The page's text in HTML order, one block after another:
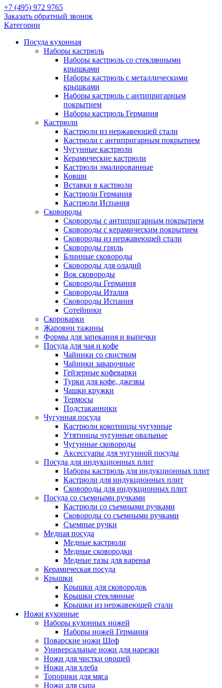
+7 (495) 972 9765
Заказать обратный звонок
Категории
Посуда кухонная
Наборы кастрюль
Наборы кастрюль со стеклянными
крышками
Наборы кастрюль с металлическими
крышками
Наборы кастрюль с антипригарным
покрытием
Наборы кастрюль Германия
Кастрюли
Кастрюли из нержавеющей стали
Кастрюли с антипригарным покрытием
Чугунные кастрюли
Керамические кастрюли
Кастрюли эмалированные
Ковши
Вставки в кастрюли
Кастрюли Германия
Кастрюли Испания
Сковороды
Сковороды с антипригарным покрытием
Сковороды с керамическим покрытием
Сковороды из нержавеющей стали
Сковороды гриль
Блинные сковороды
Сковороды для оладий
Вок сковороды
Сковороды Германия
Сковороды Италия
Сковороды Испания
Сотейники
Скороварки
Жаровни тажины
Формы для запекания и выпечки
Посуда для чая и кофе
Чайники со свистком
Чайники заварочные
Гейзерные кофеварки
Турки для кофе, джезвы
Чашки кружки
Термосы
Подстаканники
Чугунная посуда
Кастрюли кокотницы чугунные
Утятницы чугунные овальные
Чугунные сковороды
Аксессуары для чугунной посуды
Посуда для индукционных плит
Наборы кастрюль для индукционных плит
Кастрюли для индукционных плит
Сковороды для индукционных плит
Посуда со съемными ручками
Кастрюли со съемными ручками
Сковороды со съемными ручками
Съемные ручки
Медная посуда
Медные кастрюли
Медные сковородки
Медные тазы для варенья
Керамическая посуда
Крышки
Крышки для сковородок
Крышки стеклянные
Крышки из нержавеющей стали
Ножи кухонные
Наборы кухонных ножей
Наборы ножей Германия
Поварские ножи Шеф
Универсальные ножи для нарезки
Ножи для чистки овощей
Ножи для хлеба
Топорики для мяса
Ножи для сыра